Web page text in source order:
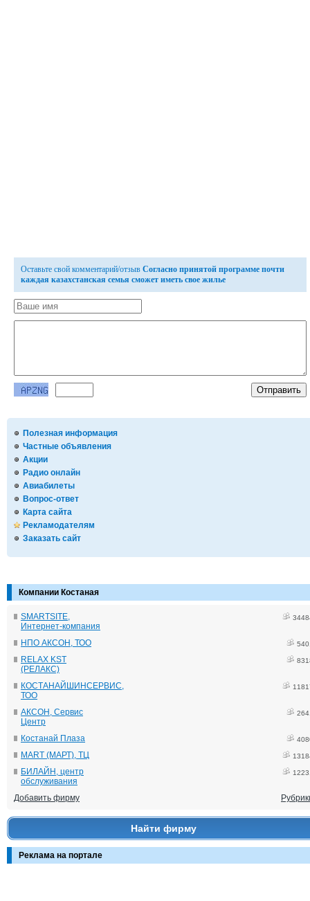
Полезная информация
Частные объявления
Акции
Радио онлайн
Авиабилеты
Вопрос-ответ
Карта сайта
Рекламодателям
Заказать сайт
Компании Костаная
SMARTSITE,
Интернет-компания
НПО АКСОН, ТОО
RELAX KST
(РЕЛАКС)
КОСТАНАЙШИНСЕРВИС,
ТОО
АКСОН, Сервис
Центр
Костанай Плаза
MART (МАРТ), ТЦ
БИЛАЙН, центр
обслуживания
Добавить фирму
Найти фирму
Реклама на портале
Оставьте свой комментарий/отзыв Согласно принятой программе почти
каждая казахстанская семья сможет иметь свое жилье